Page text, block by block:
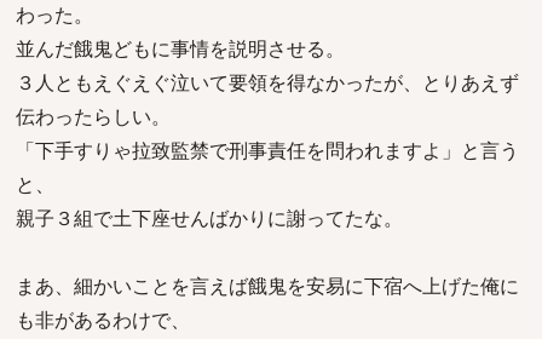
わった。
並んだ餓鬼どもに事情を説明させる。
３人ともえぐえぐ泣いて要領を得なかったが、とりあえず
伝わったらしい。
「下手すりゃ拉致監禁で刑事責任を問われますよ」と言う
と、
親子３組で土下座せんばかりに謝ってたな。
まあ、細かいことを言えば餓鬼を安易に下宿へ上げた俺に
も非があるわけで、